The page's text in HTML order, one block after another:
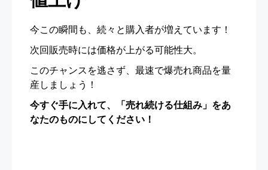
今この瞬間も、続々と購入者が増えています！
次回販売時には価格が上がる可能性大。
このチャンスを逃さず、最速で爆売れ商品を量
産しましょう！
今すぐ手に入れて、「売れ続ける仕組み」をあ
なたのものにしてください！